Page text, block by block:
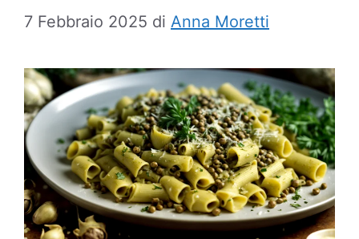
7 Febbraio 2025 di Anna Moretti